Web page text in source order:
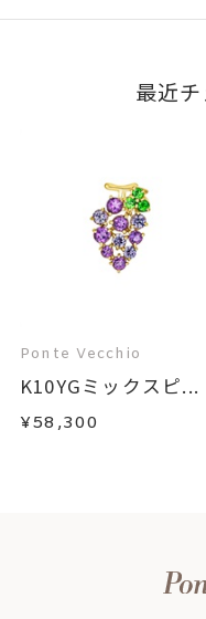
最近
Ponte Vecchio
K10YGミックスピ...
¥58,300